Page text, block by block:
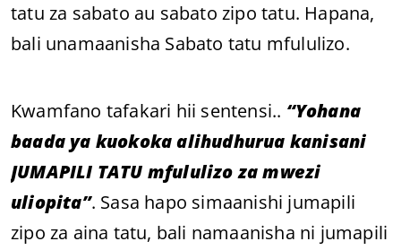
tatu za sabato au sabato zipo tatu. Hapana,
bali unamaanisha Sabato tatu mfululizo.
Kwamfano tafakari hii sentensi.. “Yohana
baada ya kuokoka alihudhurua kanisani
JUMAPILI TATU mfululizo za mwezi
uliopita”. Sasa hapo simaanishi jumapili
zipo za aina tatu, bali namaanisha ni jumapili